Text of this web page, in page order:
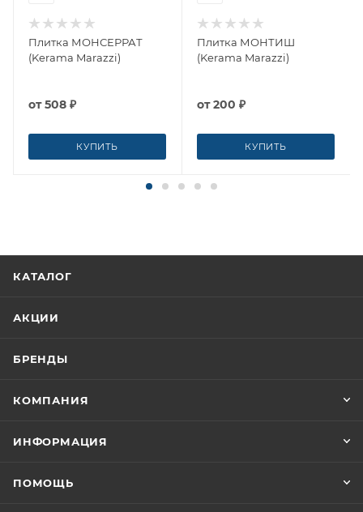
Плитка МОНСЕРРАТ
(Kerama Marazzi)
от508 ₽
КУПИТЬ
Плитка МОНТИШ
(Kerama Marazzi)
от200 ₽
КУПИТЬ
КАТАЛОГ
АКЦИИ
БРЕНДЫ
КОМПАНИЯ
ИНФОРМАЦИЯ
ПОМОЩЬ